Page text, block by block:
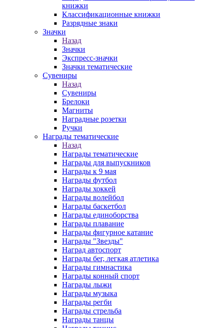
книжки
Классификационные книжки
Разрядные знаки
Значки
Назад
Значки
Экспресс-значки
Значки тематические
Сувениры
Назад
Сувениры
Брелоки
Магниты
Наградные розетки
Ручки
Награды тематические
Назад
Награды тематические
Награды для выпускников
Награды к 9 мая
Награды футбол
Награды хоккей
Награды волейбол
Награды баскетбол
Награды единоборства
Награды плавание
Награды фигурное катание
Награды "Звезды"
Наград автоспорт
Награды бег, легкая атлетика
Награды гимнастика
Награды конный спорт
Награды лыжи
Награды музыка
Награды регби
Награды стрельба
Награды танцы